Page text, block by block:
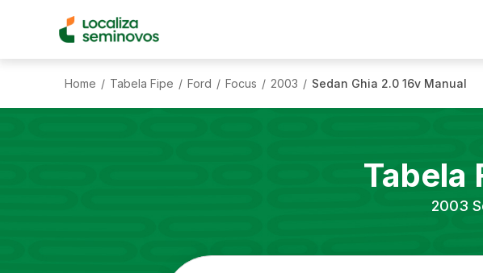
Home / Tabela Fipe / Ford / Focus / 2003 / Sedan Ghia 2.0 16v Manual
Tabela
2003